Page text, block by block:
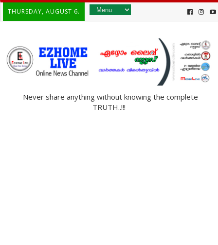
THURSDAY, AUGUST 6.
Never share anything without knowing the complete
TRUTH..!!!